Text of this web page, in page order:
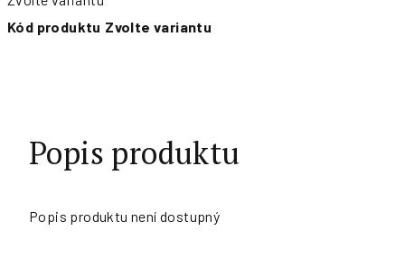
Kód produktu Zvolte variantu
Popis produktu
Popis produktu není dostupný